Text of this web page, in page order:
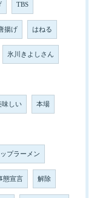
TBS
揚げ はねる
氷川きよしさん
味しい 本場
プラーメン
態宣言 解除